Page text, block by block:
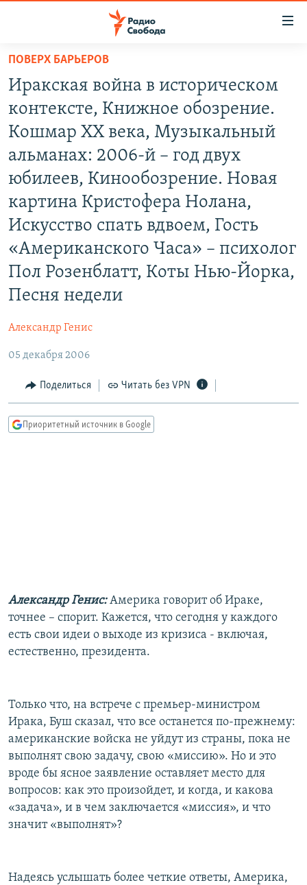
упрощенного
доступа
основному
содержанию
Вернутся
главной
навигации
Вернутся
поиску
ПОДКАСТЫ
АВТОРСКИЕ ПРОЕКТЫ
ЦИТАТЫ СВОБОДЫ
МНЕНИЯ
КУЛЬТУРА
IDEL.РЕАЛИИ
КАВКАЗ.РЕАЛИИ
СЕВЕР.РЕАЛИИ
СИБИРЬ.РЕАЛИИ
РАСПИСАНИЕ ВЕЩАНИЯ
СОЦИАЛЬНЫЕ СЕТИ
ПОВЕРХ БАРЬЕРОВ
Иракская война в историческом
контексте, Книжное обозрение.
Кошмар ХХ века, Музыкальный
альманах: 2006-й – год двух
юбилеев, Кинообозрение. Новая
картина Кристофера Нолана,
Искусство спать вдвоем, Гость
«Американского Часа» – психолог
Пол Розенблатт, Коты Нью-Йорка,
Песня недели
Александр Генис
05 декабря 2006
Поделиться Читать без VPN
Приоритетный источник в Google
Александр Генис:Америка говорит об Ираке,
точнее – спорит. Кажется, что сегодня у каждого
есть свои идеи о выходе из кризиса - включая,
естественно, президента.
Только что, на встрече с премьер-министром
Ирака, Буш сказал, что все останется по-прежнему:
американские войска не уйдут из страны, пока не
выполнят свою задачу, свою «миссию». Но и это
вроде бы ясное заявление оставляет место для
вопросов: как это произойдет, и когда, и какова
«задача», и в чем заключается «миссия», и что
значит «выполнят»?
Надеясь услышать более четкие ответы, Америка,